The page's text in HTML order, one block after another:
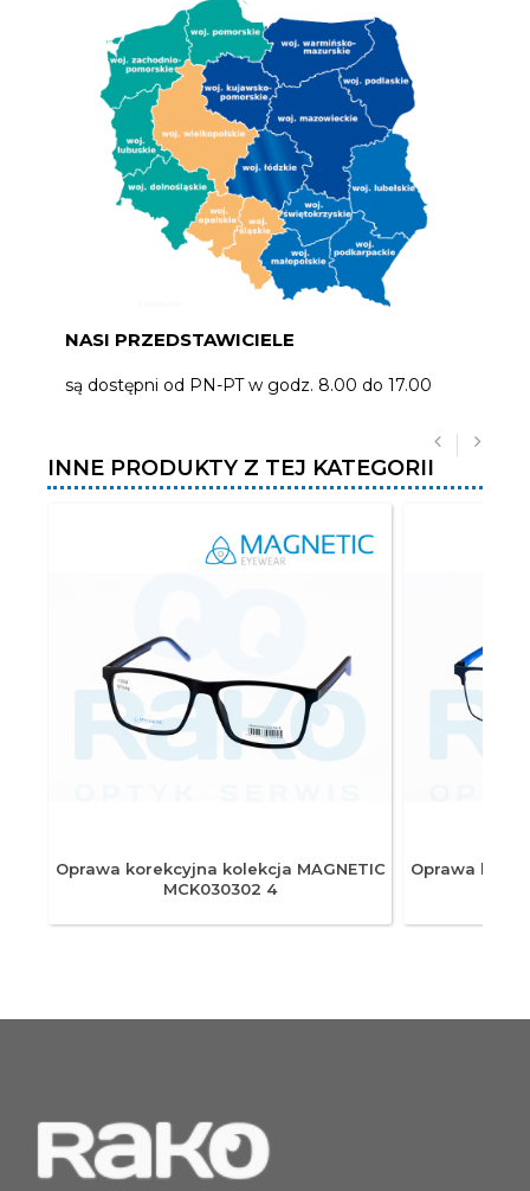
NASI PRZEDSTAWICIELE
są dostępni od PN-PT w godz. 8.00 do 17.00
INNE PRODUKTY Z TEJ KATEGORII
Oprawa korekcyjna kolekcja MAGNETIC
MCK030302 4
Oprawa